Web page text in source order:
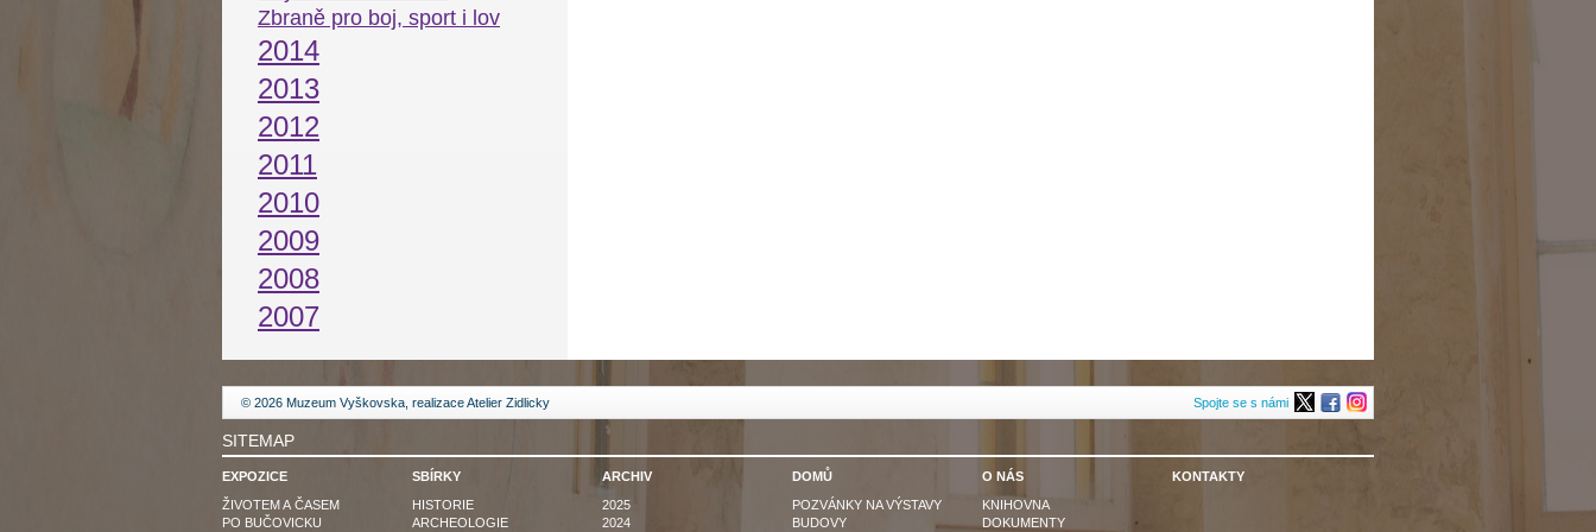
Zbraně pro boj, sport i lov
2014
2013
2012
2011
2010
2009
2008
2007
© 2026 Muzeum Vyškovska, realizaceAtelier Zidlicky Spojte se s námi
SITEMAP
EXPOZICE
ŽIVOTEM A ČASEM
PO BUČOVICKU
SBÍRKY
HISTORIE
ARCHEOLOGIE
ARCHIV
2025
2024
DOMŮ
POZVÁNKY NA VÝSTAVY
BUDOVY
O NÁS
KNIHOVNA
DOKUMENTY
KONTAKTY